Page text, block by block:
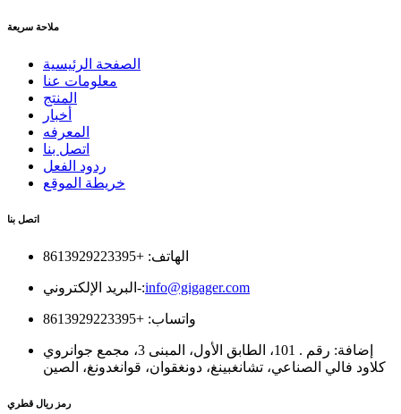
ملاحة سريعة
الصفحة الرئيسية
معلومات عنا
المنتج
أخبار
المعرفه
اتصل بنا
ردود الفعل
خريطة الموقع
اتصل بنا
الهاتف: +8613929223395
البريد الإلكتروني-:info@gigager.com
واتساب: +8613929223395
إضافة: رقم . 101، الطابق الأول، المبنى 3، مجمع جوانروي
كلاود فالي الصناعي، تشانغبينغ، دونغقوان، قوانغدونغ، الصين
رمز ريال قطري